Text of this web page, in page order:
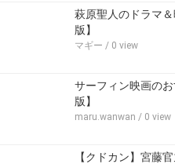
萩原聖人のドラマ
版】
マギー / 0 view
サーフィン映画の
版】
maru.wanwan / 0 view
【クドカン】宮藤